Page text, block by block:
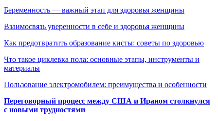
Беременность — важный этап для здоровья женщины
Взаимосвязь уверенности в себе и здоровья женщины
Как предотвратить образование кисты: советы по здоровью
Что такое циклевка пола: основные этапы, инструменты и
материалы
Пользование электромобилем: преимущества и особенности
Переговорный процесс между США и Ираном столкнулся
с новыми трудностями